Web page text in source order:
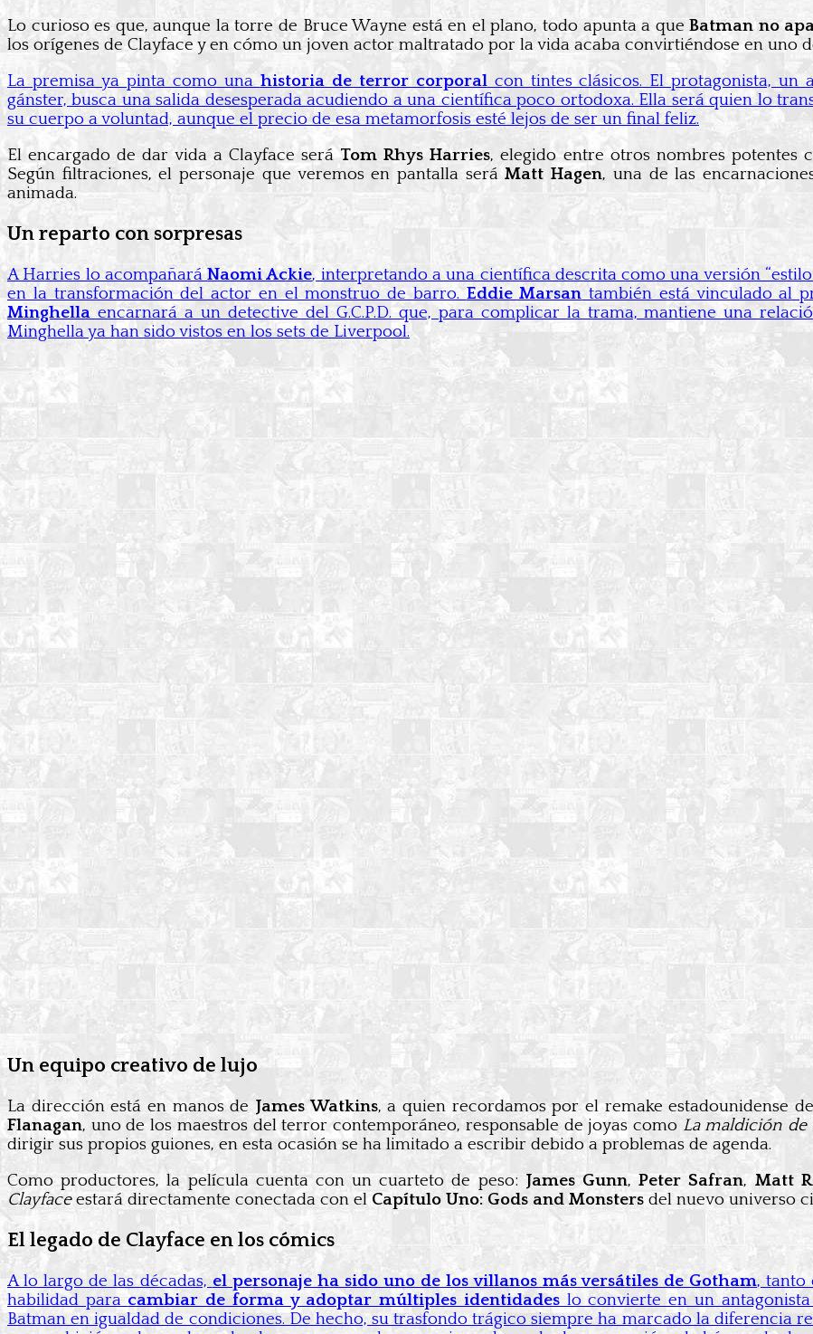
Lo curioso es que, aunque la torre de Bruce Wayne está en el plano, todo apunta a queBatman no
los orígenes de Clayface y en cómo un joven actor maltratado por la vida acaba convirtiéndose en uno
La premisa ya pinta como una historia de terror corporalcon tintes clásicos. El protagonista, un
gánster, busca una salida desesperada acudiendo a una científica poco ortodoxa. Ella será quien lo
su cuerpo a voluntad, aunque el precio de esa metamorfosis esté lejos de ser un final feliz.
El encargado de dar vida a Clayface será Tom Rhys Harries, elegido entre otros nombres potentes
Según filtraciones, el personaje que veremos en pantalla seráMatt Hagen, una de las
animada.
Un reparto con sorpresas
A Harries lo acompañaráNaomi Ackie, interpretando a una científica descrita como una versión
en la transformación del actor en el monstruo de barro.Eddie Marsan también está vinculado al
Minghella encarnará a un detective del G.C.P.D. que, para complicar la trama, mantiene una
Minghella ya han sido vistos en los sets de Liverpool.
Un equipo creativo de lujo
La dirección está en manos de James Watkins, a quien recordamos por el remake estadounidense
Flanagan, uno de los maestros del terror contemporáneo, responsable de joyas como La maldición de
dirigir sus propios guiones, en esta ocasión se ha limitado a escribir debido a problemas de agenda.
Como productores, la película cuenta con un cuarteto de peso: James Gunn,Peter Safran, Matt
Clayfaceestará directamente conectada con el Capítulo Uno: Gods and Monsters del nuevo universo
El legado de Clayface en los cómics
A lo largo de las décadas, el personaje ha sido uno de los villanos más versátiles de Gotham, tanto
habilidad para cambiar de forma y adoptar múltiples identidadeslo convierte en un
Batman en igualdad de condiciones. De hecho, su trasfondo trágico siempre ha marcado la diferencia